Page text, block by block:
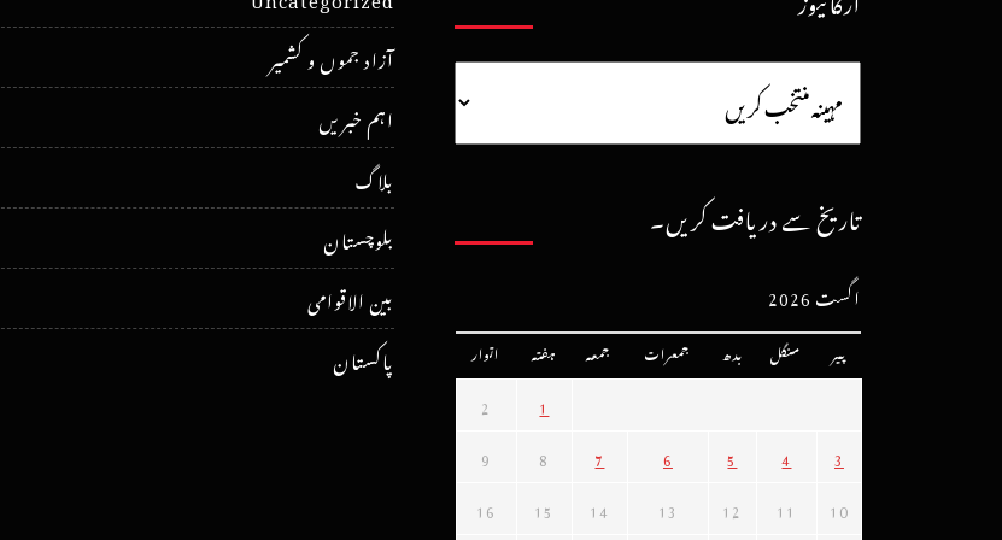
آزاد جموں و کشمیر
اہم خبریں
بلاگ
بلوچستان
بین الاقوامی
پاکستان
تاریخ سے دریافت کریں۔
اگست 2026
پیر منگل بدھ جمعرات جمعہ ہفتہ اتوار
1
2
3
4
5
6
7
8
9
10
11
12
13
14
15
16